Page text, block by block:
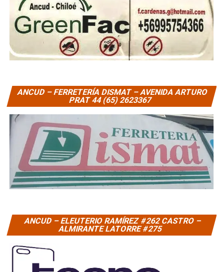
ANCUD – FERRETERÍA DISMAT – AVENIDA ARTURO
PRAT 44 (65) 2623367
ANCUD – ELEUTERIO RAMÍREZ #262 CASTRO –
ALMIRANTE LATORRE #275